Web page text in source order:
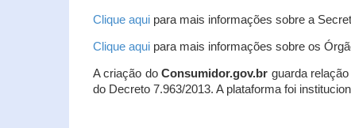
Clique aqui para mais informações sobre a
Clique aqui para mais informações sobre os
A criação doConsumidor.gov.br guarda
do Decreto 7.963/2013. A plataforma foi